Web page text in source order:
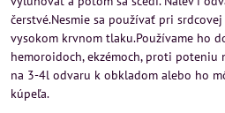
čerstvé.Nesmie sa používať pri
vysokom krvnom tlaku.Používame ho
hemoroidoch, ekzémoch, proti poteniu
na 3-4l odvaru k obkladom alebo ho
kúpeľa.